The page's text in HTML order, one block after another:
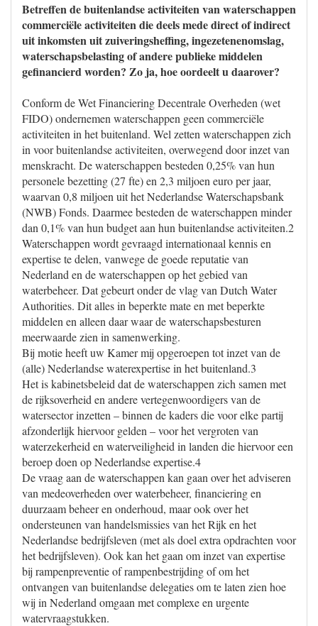
Betreffen de buitenlandse activiteiten van waterschappen
commerciële activiteiten die deels mede direct of indirect
uit inkomsten uit zuiveringsheffing, ingezetenenomslag,
waterschapsbelasting of andere publieke middelen
gefinancierd worden? Zo ja, hoe oordeelt u daarover?
Conform de Wet Financiering Decentrale Overheden (wet
FIDO) ondernemen waterschappen geen commerciële
activiteiten in het buitenland. Wel zetten waterschappen zich
in voor buitenlandse activiteiten, overwegend door inzet van
menskracht. De waterschappen besteden 0,25% van hun
personele bezetting (27 fte) en 2,3 miljoen euro per jaar,
waarvan 0,8 miljoen uit het Nederlandse Waterschapsbank
(NWB) Fonds. Daarmee besteden de waterschappen minder
dan 0,1% van hun budget aan hun buitenlandse activiteiten.2
Waterschappen wordt gevraagd internationaal kennis en
expertise te delen, vanwege de goede reputatie van
Nederland en de waterschappen op het gebied van
waterbeheer. Dat gebeurt onder de vlag van Dutch Water
Authorities. Dit alles in beperkte mate en met beperkte
middelen en alleen daar waar de waterschapsbesturen
meerwaarde zien in samenwerking.
Bij motie heeft uw Kamer mij opgeroepen tot inzet van de
(alle) Nederlandse waterexpertise in het buitenland.3
Het is kabinetsbeleid dat de waterschappen zich samen met
de rijksoverheid en andere vertegenwoordigers van de
watersector inzetten – binnen de kaders die voor elke partij
afzonderlijk hiervoor gelden – voor het vergroten van
waterzekerheid en waterveiligheid in landen die hiervoor een
beroep doen op Nederlandse expertise.4
De vraag aan de waterschappen kan gaan over het adviseren
van medeoverheden over waterbeheer, financiering en
duurzaam beheer en onderhoud, maar ook over het
ondersteunen van handelsmissies van het Rijk en het
Nederlandse bedrijfsleven (met als doel extra opdrachten voor
het bedrijfsleven). Ook kan het gaan om inzet van expertise
bij rampenpreventie of rampenbestrijding of om het
ontvangen van buitenlandse delegaties om te laten zien hoe
wij in Nederland omgaan met complexe en urgente
watervraagstukken.